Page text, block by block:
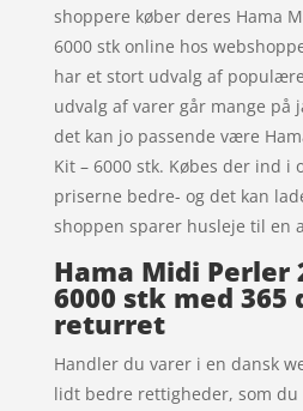
shoppere køber deres Hama
6000 stk online hos
har et stort udvalg af
udvalg af varer går mange på
det kan jo passende være
Kit – 6000 stk. Købes der ind i
priserne bedre- og det kan
shoppen sparer husleje til en
Hama Midi Perler
6000 stk med 365
returret
Handler du varer i en dansk
lidt bedre rettigheder, som du